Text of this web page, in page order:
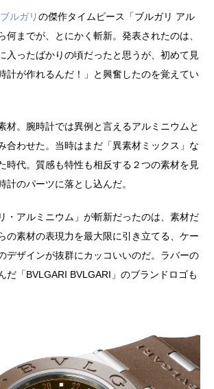
ブルガリの傑作タイムピース「ブルガリ アル
何までが、とにかく斬新。発表されたのは、
入ったばかりの頃だったと思うが、初めて見
計が作れるんだ！」と興奮したのを覚えてい
材。腕時計では異例と言えるアルミニウムと
合わせた。当時はまだ「異素材ミックス」な
時代。質感も特性も相反する２つの素材を見
計のパーツに落とし込んだ。
・アルミニウム」が斬新だったのは、素材だ
の素材の表現力を最大限に引き立てる、ケー
デザインが抜群にカッコいいのだ。ラバーの
だ「BVLGARI BVLGARI」のブランドロゴも